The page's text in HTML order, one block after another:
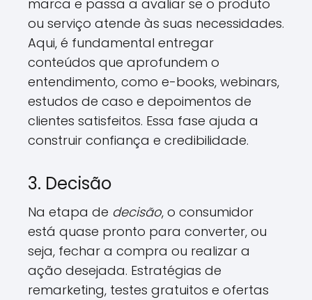
marca e passa a avaliar se o produto
ou serviço atende às suas necessidades.
Aqui, é fundamental entregar
conteúdos que aprofundem o
entendimento, como e-books, webinars,
estudos de caso e depoimentos de
clientes satisfeitos. Essa fase ajuda a
construir confiança e credibilidade.
3. Decisão
Na etapa de decisão, o consumidor
está quase pronto para converter, ou
seja, fechar a compra ou realizar a
ação desejada. Estratégias de
remarketing, testes gratuitos e ofertas